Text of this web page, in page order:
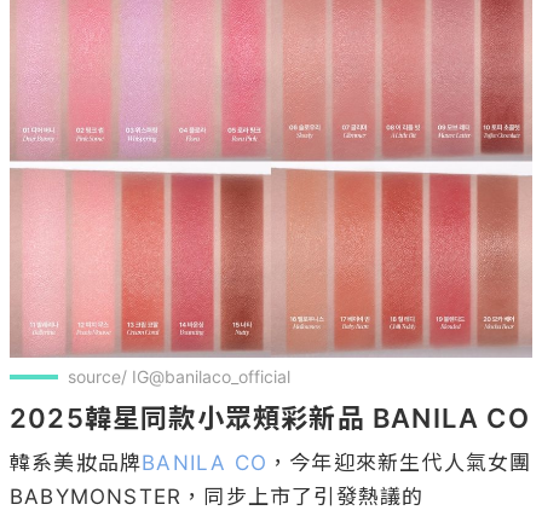
source/ IG@banilaco_official
2025韓星同款小眾頰彩新品 BANILA CO
韓系美妝品牌BANILA CO ，今年迎來新生代人氣女團
BABYMONSTER，同步上市了引發熱議的